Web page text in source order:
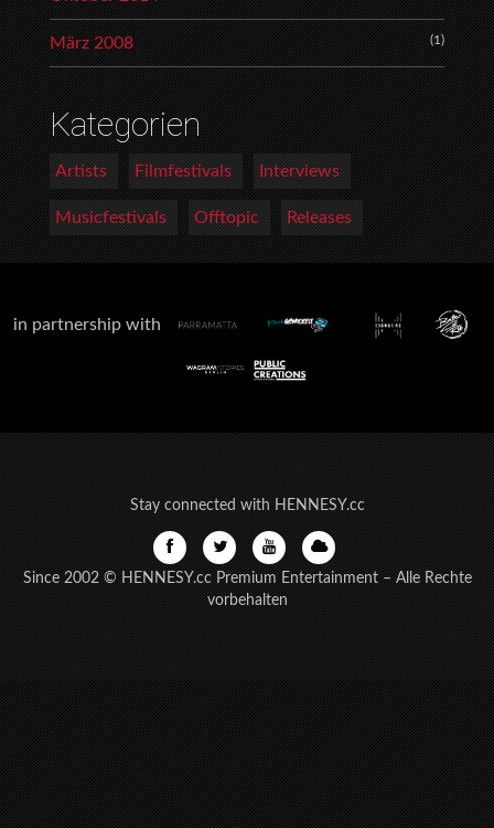
März 2008 (1)
Kategorien
Artists Filmfestivals Interviews
Musicfestivals Offtopic Releases
in partnership with
Stay connected with HENNESY.cc
Since 2002 © HENNESY.cc Premium Entertainment – Alle Rechte
vorbehalten